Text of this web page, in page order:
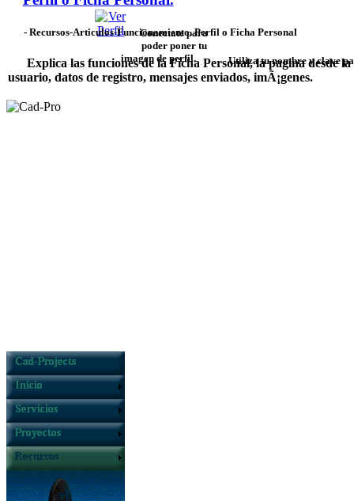
Conectate para
poder poner tu
imagen de perfil.
Utiliza tu nombre y clave
Explica las funciones de la Ficha Personal, la pagina desde
usuario, datos de registro, mensajes enviados, imÃ¡genes.